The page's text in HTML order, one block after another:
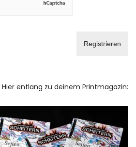
Hier entlang zu deinem Printmagazin: